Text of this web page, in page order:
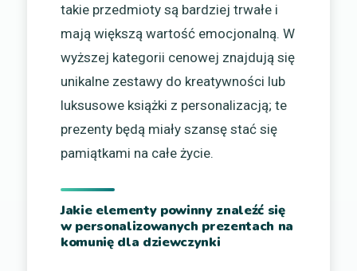
takie przedmioty są bardziej trwałe i
mają większą wartość emocjonalną. W
wyższej kategorii cenowej znajdują się
unikalne zestawy do kreatywności lub
luksusowe książki z personalizacją; te
prezenty będą miały szansę stać się
pamiątkami na całe życie.
Jakie elementy powinny znaleźć się
w personalizowanych prezentach na
komunię dla dziewczynki